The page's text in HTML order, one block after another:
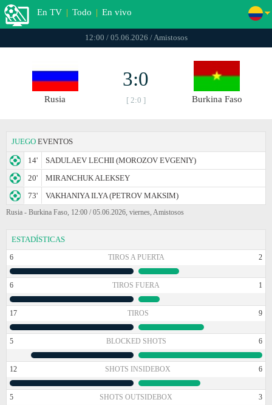
En TV | Todo | En vivo
12:00 / 05.06.2026 / Amistosos
Rusia
3:0
[ 2:0 ] Burkina Faso
JUEGO EVENTOS
14'
SADULAEV LECHII (MOROZOV EVGENIY)
20'
MIRANCHUK ALEKSEY
73'
VAKHANIYA ILYA (PETROV MAKSIM)
Rusia - Burkina Faso, 12:00 / 05.06.2026, viernes, Amistosos
ESTADÍSTICAS
6 TIROS A PUERTA 2
6 TIROS FUERA 1
17 TIROS 9
5 BLOCKED SHOTS 6
12 SHOTS INSIDEBOX 6
5 SHOTS OUTSIDEBOX 3